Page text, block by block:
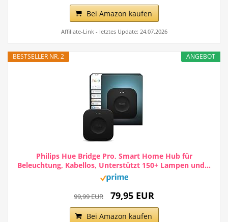
Bei Amazon kaufen
Affiliate-Link - letztes Update: 24.07.2026
ANGEBOT
BESTSELLER NR. 2
Philips Hue Bridge Pro, Smart Home Hub für
Beleuchtung, Kabellos, Unterstützt 150+ Lampen und...
99,99 EUR 79,95 EUR
Bei Amazon kaufen